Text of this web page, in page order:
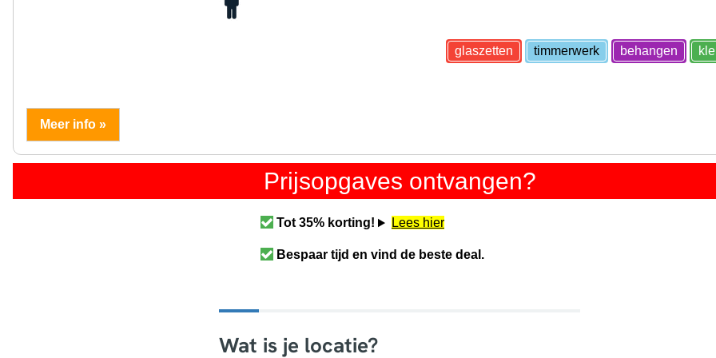
glaszetten timmerwerk behangen
Meer info »
Prijsopgaves ontvangen?
Tot 35% korting! Lees hier
Bespaar tijd en vind de beste deal.